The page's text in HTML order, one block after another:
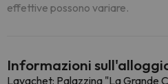
effettive possono variare.
Informazioni
Lavachet: Palazzina "La Grande